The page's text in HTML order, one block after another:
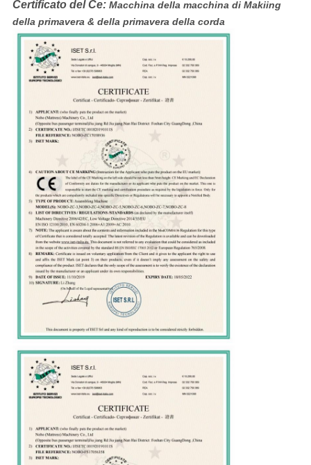
Certificato del Ce: Macchina della macchina di Makiing
della primavera & della primavera della corda